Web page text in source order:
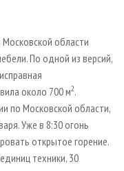
области
По одной из версий,
около 700 м2.
по Московской области,
Уже в 8:30 огонь
открытое горение.
техники, 30